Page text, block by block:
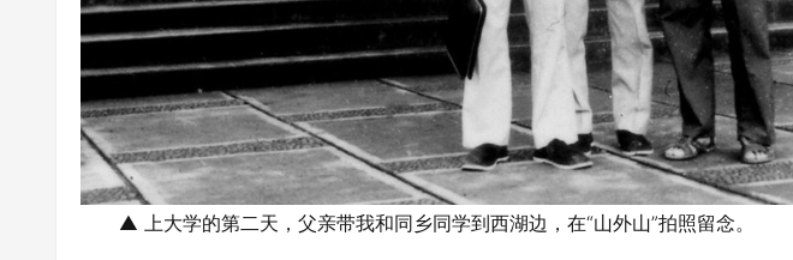
▲ 上大学的第二天，父亲带我和同乡同学到西湖边，在“山外山”拍照留念。